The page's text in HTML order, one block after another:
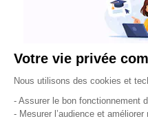
Votre vie privée
Plateforme de
Nous utilisons des cookies et
- Assurer le bon fonctionnement
- Mesurer l’audience et améliorer